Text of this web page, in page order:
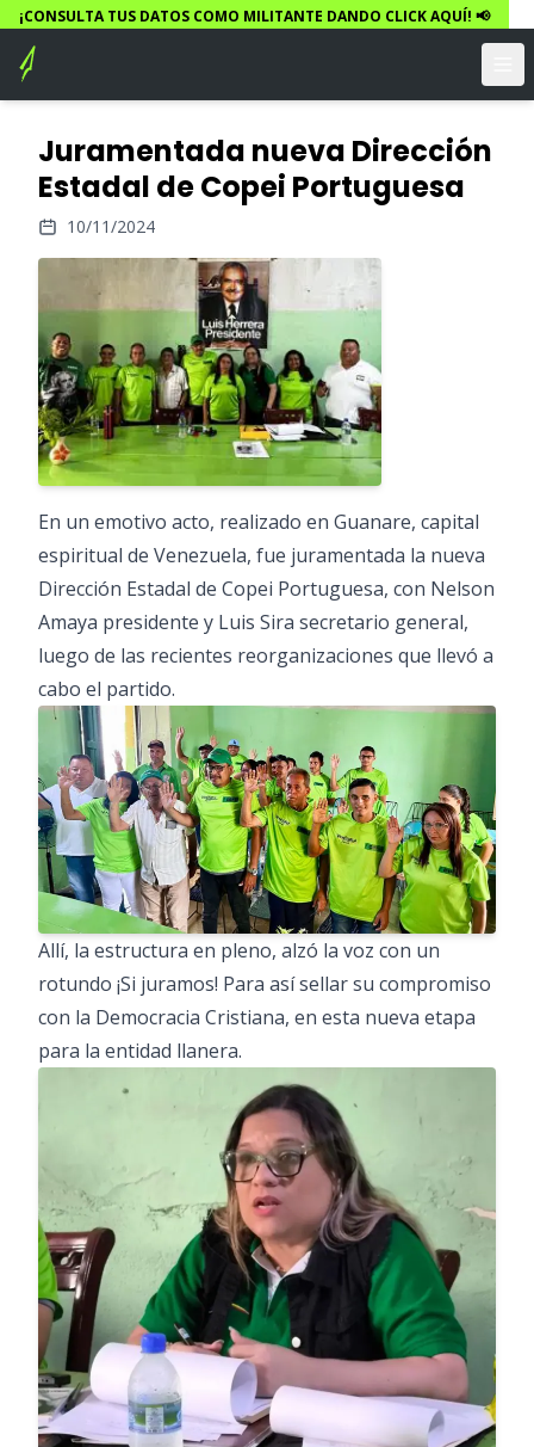
¡CONSULTA TUS DATOS COMO MILITANTE DANDO CLICK AQUÍ! 📢
Juramentada nueva Dirección
Estadal de Copei Portuguesa
10/11/2024
En un emotivo acto, realizado en Guanare, capital
espiritual de Venezuela, fue juramentada la nueva
Dirección Estadal de Copei Portuguesa, con Nelson
Amaya presidente y Luis Sira secretario general,
luego de las recientes reorganizaciones que llevó a
cabo el partido.
Allí, la estructura en pleno, alzó la voz con un
rotundo ¡Si juramos! Para así sellar su compromiso
con la Democracia Cristiana, en esta nueva etapa
para la entidad llanera.